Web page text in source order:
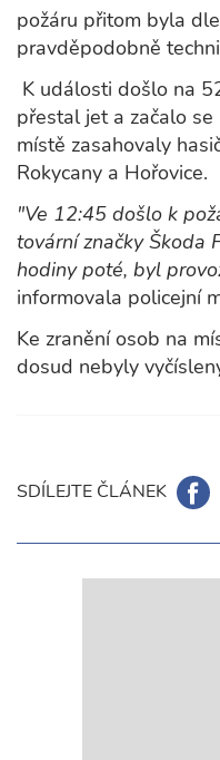
požáru přitom byla
pravděpodobně
K události došlo na
přestal jet a začalo
místě zasahovaly
Rokycany a Hořovice.
"Ve 12:45 došlo k
tovární značky Škoda
hodiny poté, byl
informovala policejní
Ke zranění osob na
dosud nebyly
SDÍLEJTE ČLÁNEK